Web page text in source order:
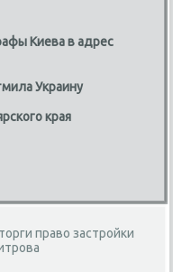
Киева в адрес
Украину
края
право застройки